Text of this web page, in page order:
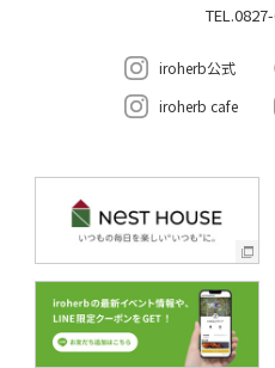
iroherb公式
iroherb cafe